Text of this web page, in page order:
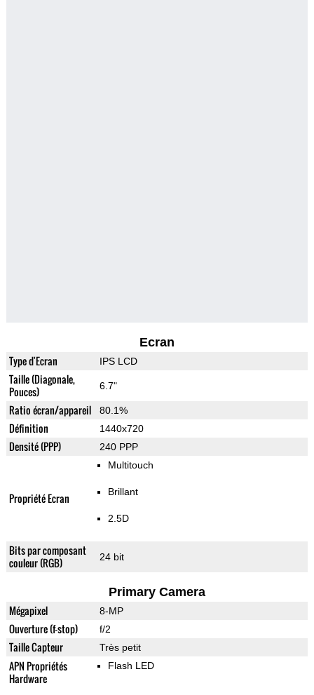
Ecran
Type d'Ecran IPS LCD
Taille (Diagonale,
Pouces)
6.7"
Ratio écran/appareil 80.1%
Définition 1440x720
Densité (PPP) 240 PPP
Propriété Ecran
Multitouch
Brillant
2.5D
Bits par composant
couleur (RGB)
24 bit
Primary Camera
Mégapixel 8-MP
Ouverture (f-stop) f/2
Taille Capteur Très petit
APN Propriétés
Hardware
Flash LED